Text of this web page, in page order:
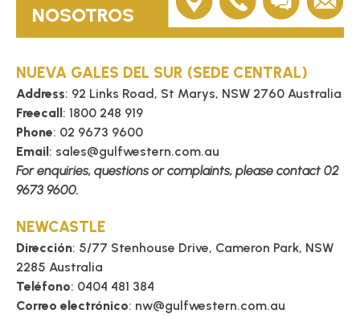
QUIÉNES SOMOS
MOSTRADOR DE LUBRICACIÓN
JINETE SOLITARIO
FOLLETOS
NOSOTROS
NUEVA GALES DEL SUR (SEDE CENTRAL)
Address: 92 Links Road, St Marys, NSW 2760 Australia
Freecall: 1800 248 919
Phone: 02 9673 9600
Email: sales@gulfwestern.com.au
For enquiries, questions or complaints, please contact 02
9673 9600.
NEWCASTLE
Dirección: 5/77 Stenhouse Drive, Cameron Park, NSW
2285 Australia
Teléfono: 0404 481 384
Correo electrónico: nw@gulfwestern.com.au